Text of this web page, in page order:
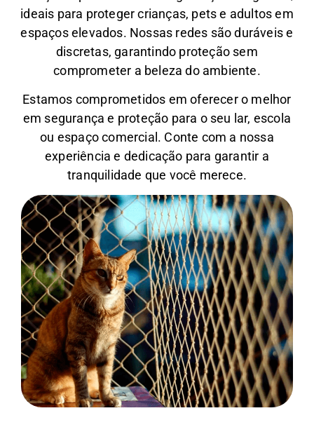
ideais para proteger crianças, pets e adultos em
espaços elevados. Nossas redes são duráveis e
discretas, garantindo proteção sem
comprometer a beleza do ambiente.
Estamos comprometidos em oferecer o melhor
em segurança e proteção para o seu lar, escola
ou espaço comercial. Conte com a nossa
experiência e dedicação para garantir a
tranquilidade que você merece.